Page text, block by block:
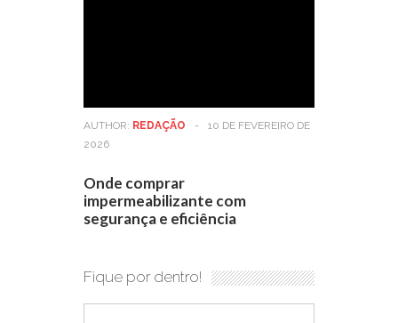
AUTHOR: REDAÇÃO -
10 DE FEVEREIRO DE
2026
Onde comprar
impermeabilizante com
segurança e eficiência
Fique por dentro!